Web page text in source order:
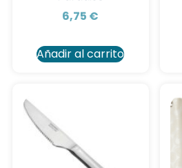
6,75 €
Añadir al carrito